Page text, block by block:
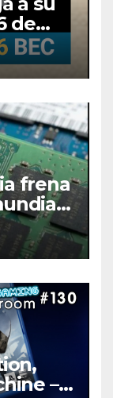
de
frena
–